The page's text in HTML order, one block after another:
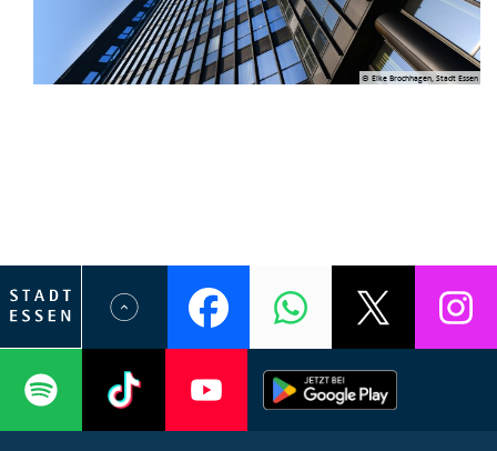
© Elke Brochhagen, Stadt Essen